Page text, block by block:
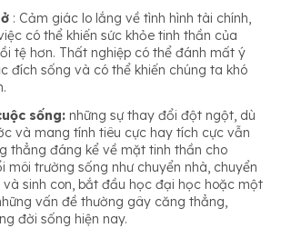
: Cảm giác lo lắng về tình hình tài chính,
có thể khiến sức khỏe tinh thần của
tệ hơn. Thất nghiệp có thể đánh mất ý
đích sống và có thể khiến chúng ta khó
sống: những sự thay đổi đột ngột, dù
và mang tính tiêu cực hay tích cực vẫn
thẳng đáng kể về mặt tinh thần cho
môi trường sống như chuyển nhà, chuyển
sinh con, bắt đầu học đại học hoặc một
vấn đề thường gây căng thẳng,
đời sống hiện nay.